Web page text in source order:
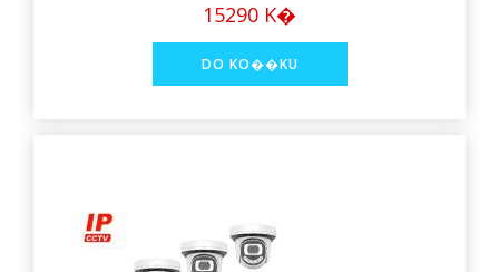
15290 K�